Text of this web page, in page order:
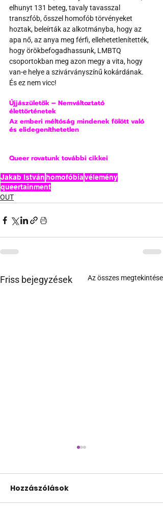
elhunyt 131 beteg, tavaly tavasszal
transzfób, ősszel homofób törvényeket
hoztak, beleírták az alkotmányba, hogy az
apa nő, az anya meg férfi, ellehetetlenítették,
hogy örökbefogadhassunk, LMBTQ
csoportokban meg azon megy a vita, hogy
van-e helye a szivárványszínű kokárdának.
És ez nem vicc!
Újjászületők – Nemváltoztató
élettörténetek
Az emberi méltóság mindenek fölött való
és elidegeníthetetlen
Queer rovatunk további cikkei
Jakab Istvánhomofóbiavélemény
queertainment
OUT
Friss bejegyzések Az összes megtekintése
Hozzászólások